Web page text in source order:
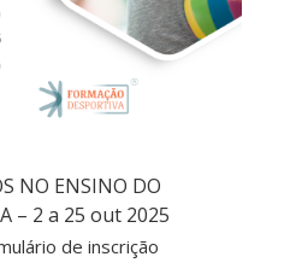
NO ENSINO DO
– 2 a 25 out 2025
de inscrição